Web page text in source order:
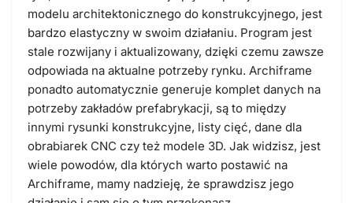
modelu architektonicznego do konstrukcyjnego, jest
bardzo elastyczny w swoim działaniu. Program jest
stale rozwijany i aktualizowany, dzięki czemu zawsze
odpowiada na aktualne potrzeby rynku. Archiframe
ponadto automatycznie generuje komplet danych na
potrzeby zakładów prefabrykacji, są to między
innymi rysunki konstrukcyjne, listy cięć, dane dla
obrabiarek CNC czy też modele 3D. Jak widzisz, jest
wiele powodów, dla których warto postawić na
Archiframe, mamy nadzieję, że sprawdzisz jego